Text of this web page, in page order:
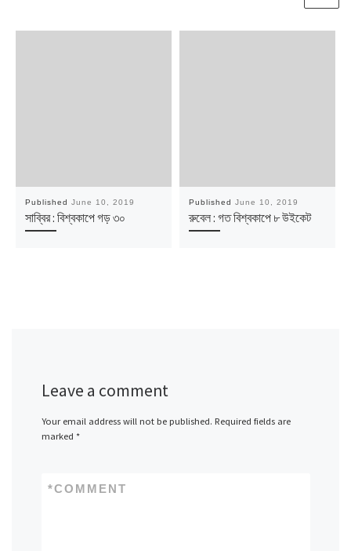
Published June 10, 2019
সাব্বির : বিশ্বকাপে গড় ৩০
Published June 10, 2019
রুবেল : গত বিশ্বকাপে ৮ উইকেট
Leave a comment
Your email address will not be published. Required fields are
marked *
COMMENT
*